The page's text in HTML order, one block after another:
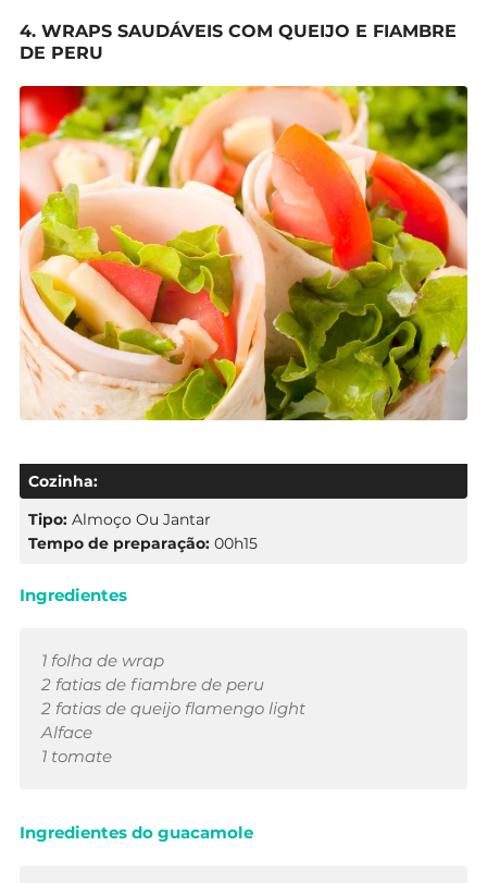
4. WRAPS SAUDÁVEIS COM QUEIJO E FIAMBRE
DE PERU
Cozinha:
Tipo: Almoço Ou Jantar
Tempo de preparação: 00h15
Ingredientes
1 folha de wrap
2 fatias de fiambre de peru
2 fatias de queijo flamengo light
Alface
1 tomate
Ingredientes do guacamole